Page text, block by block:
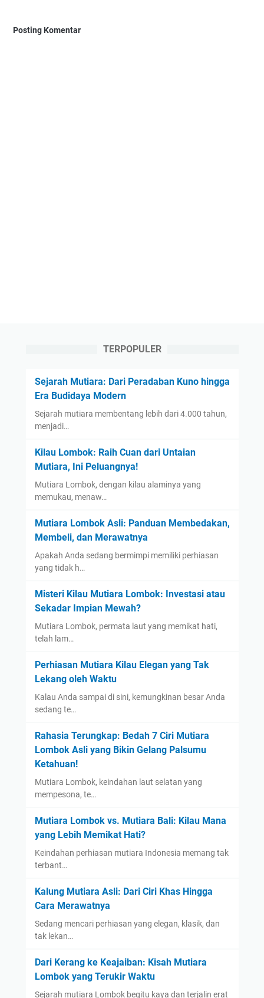
Posting Komentar
TERPOPULER
Sejarah Mutiara: Dari Peradaban Kuno hingga
Era Budidaya Modern
Sejarah mutiara membentang lebih dari 4.000 tahun,
menjadi…
Kilau Lombok: Raih Cuan dari Untaian
Mutiara, Ini Peluangnya!
Mutiara Lombok, dengan kilau alaminya yang
memukau, menaw…
Mutiara Lombok Asli: Panduan Membedakan,
Membeli, dan Merawatnya
Apakah Anda sedang bermimpi memiliki perhiasan
yang tidak h…
Misteri Kilau Mutiara Lombok: Investasi atau
Sekadar Impian Mewah?
Mutiara Lombok, permata laut yang memikat hati,
telah lam…
Perhiasan Mutiara Kilau Elegan yang Tak
Lekang oleh Waktu
Kalau Anda sampai di sini, kemungkinan besar Anda
sedang te…
Rahasia Terungkap: Bedah 7 Ciri Mutiara
Lombok Asli yang Bikin Gelang Palsumu
Ketahuan!
Mutiara Lombok, keindahan laut selatan yang
mempesona, te…
Mutiara Lombok vs. Mutiara Bali: Kilau Mana
yang Lebih Memikat Hati?
Keindahan perhiasan mutiara Indonesia memang tak
terbant…
Kalung Mutiara Asli: Dari Ciri Khas Hingga
Cara Merawatnya
Sedang mencari perhiasan yang elegan, klasik, dan
tak lekan…
Dari Kerang ke Keajaiban: Kisah Mutiara
Lombok yang Terukir Waktu
Sejarah mutiara Lombok begitu kaya dan terjalin erat